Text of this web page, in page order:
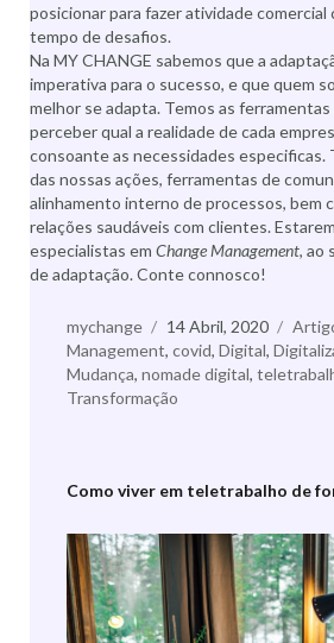
posicionar para fazer atividade
tempo de desafios.
Na MY CHANGE sabemos que a
imperativa para o sucesso, e que quem
melhor se adapta. Temos as ferramentas
perceber qual a realidade de cada
consoante as necessidades especificas.
das nossas ações, ferramentas de
alinhamento interno de processos, bem
relações saudáveis com clientes.
especialistas em Change Management, ao
de adaptação. Conte connosco!
Autor
mychange
Publicado
a
14 Abril, 2020
Management, covid, Digital,
Mudança, nomade digital,
Transformação
Como viver em teletrabalho de